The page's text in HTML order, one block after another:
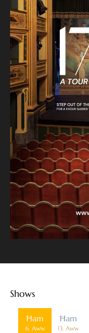
Shows
Data
Ħam
6. Aww
Ħam
13. Aww